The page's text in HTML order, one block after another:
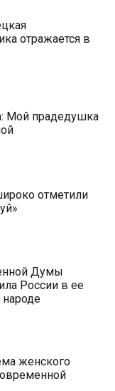
отражается в
Мой прадедушка
отметили
Думы
России в ее
женского